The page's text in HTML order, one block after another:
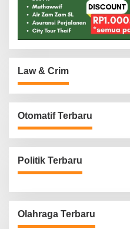
Law & Crim
Otomatif Terbaru
Politik Terbaru
Olahraga Terbaru